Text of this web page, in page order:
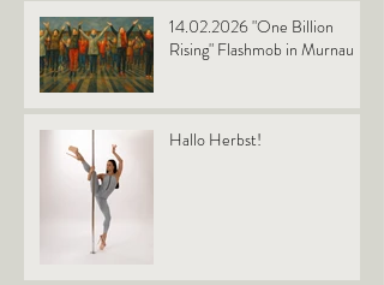
14.02.2026 "One Billion
Rising" Flashmob in Murnau
Hallo Herbst!